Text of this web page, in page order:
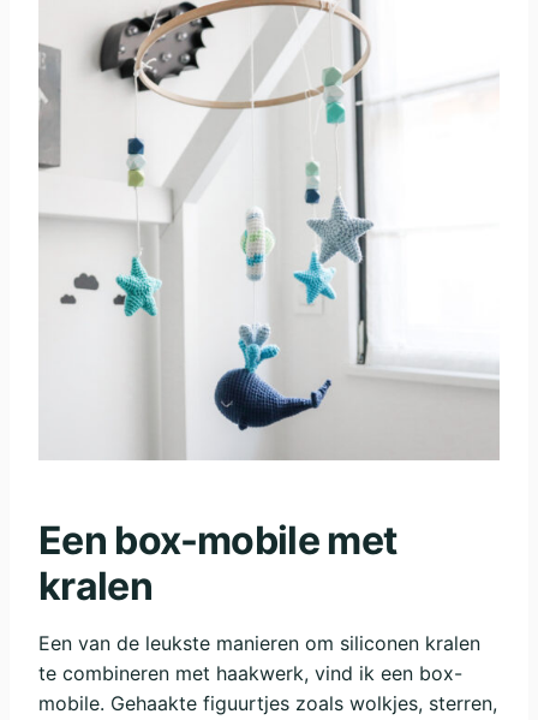
Een box-mobile met
kralen
Een van de leukste manieren om siliconen kralen
te combineren met haakwerk, vind ik een box-
mobile. Gehaakte figuurtjes zoals wolkjes, sterren,